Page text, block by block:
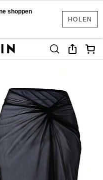
HOLEN
shoppen